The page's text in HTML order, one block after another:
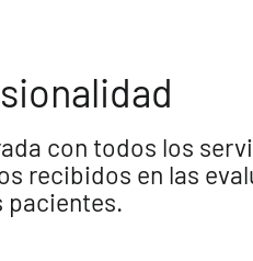
con todos los
recibidos en las
pacientes.